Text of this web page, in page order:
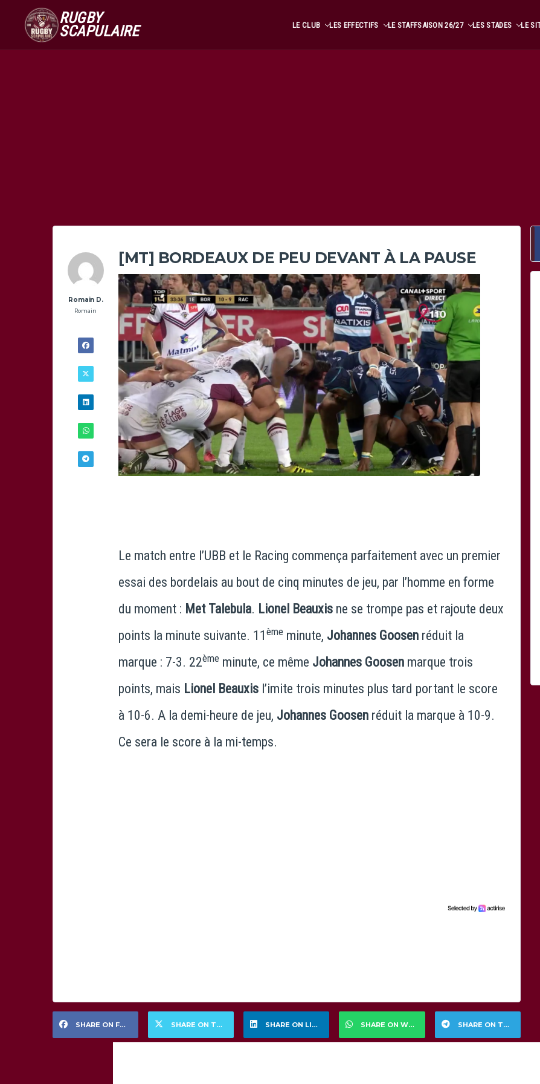
RUGBY
SCAPULAIRE LE CLUB LES EFFECTIFS LE STAFFSAISON 26/27 LES STADES LE
Romain D.
Romain
[MT] BORDEAUX DE PEU DEVANT À LA PAUSE
Le match entre l’UBB et le Racing commença parfaitement avec un premier
essai des bordelais au bout de cinq minutes de jeu, par l’homme en forme
du moment : Met Talebula. Lionel Beauxis ne se trompe pas et rajoute deux
points la minute suivante. 11 ème minute, Johannes Goosen réduit la
marque : 7-3. 22ème minute, ce même Johannes Goosen marque trois
points, mais Lionel Beauxis l’imite trois minutes plus tard portant le score
à 10-6. A la demi-heure de jeu, Johannes Goosen réduit la marque à 10-9.
Ce sera le score à la mi-temps.
SHARE ON FACEBOOK SHARE ON TWITTER SHARE ON LINKEDIN SHARE ON WHATSAPP SHARE ON TELEGRAM